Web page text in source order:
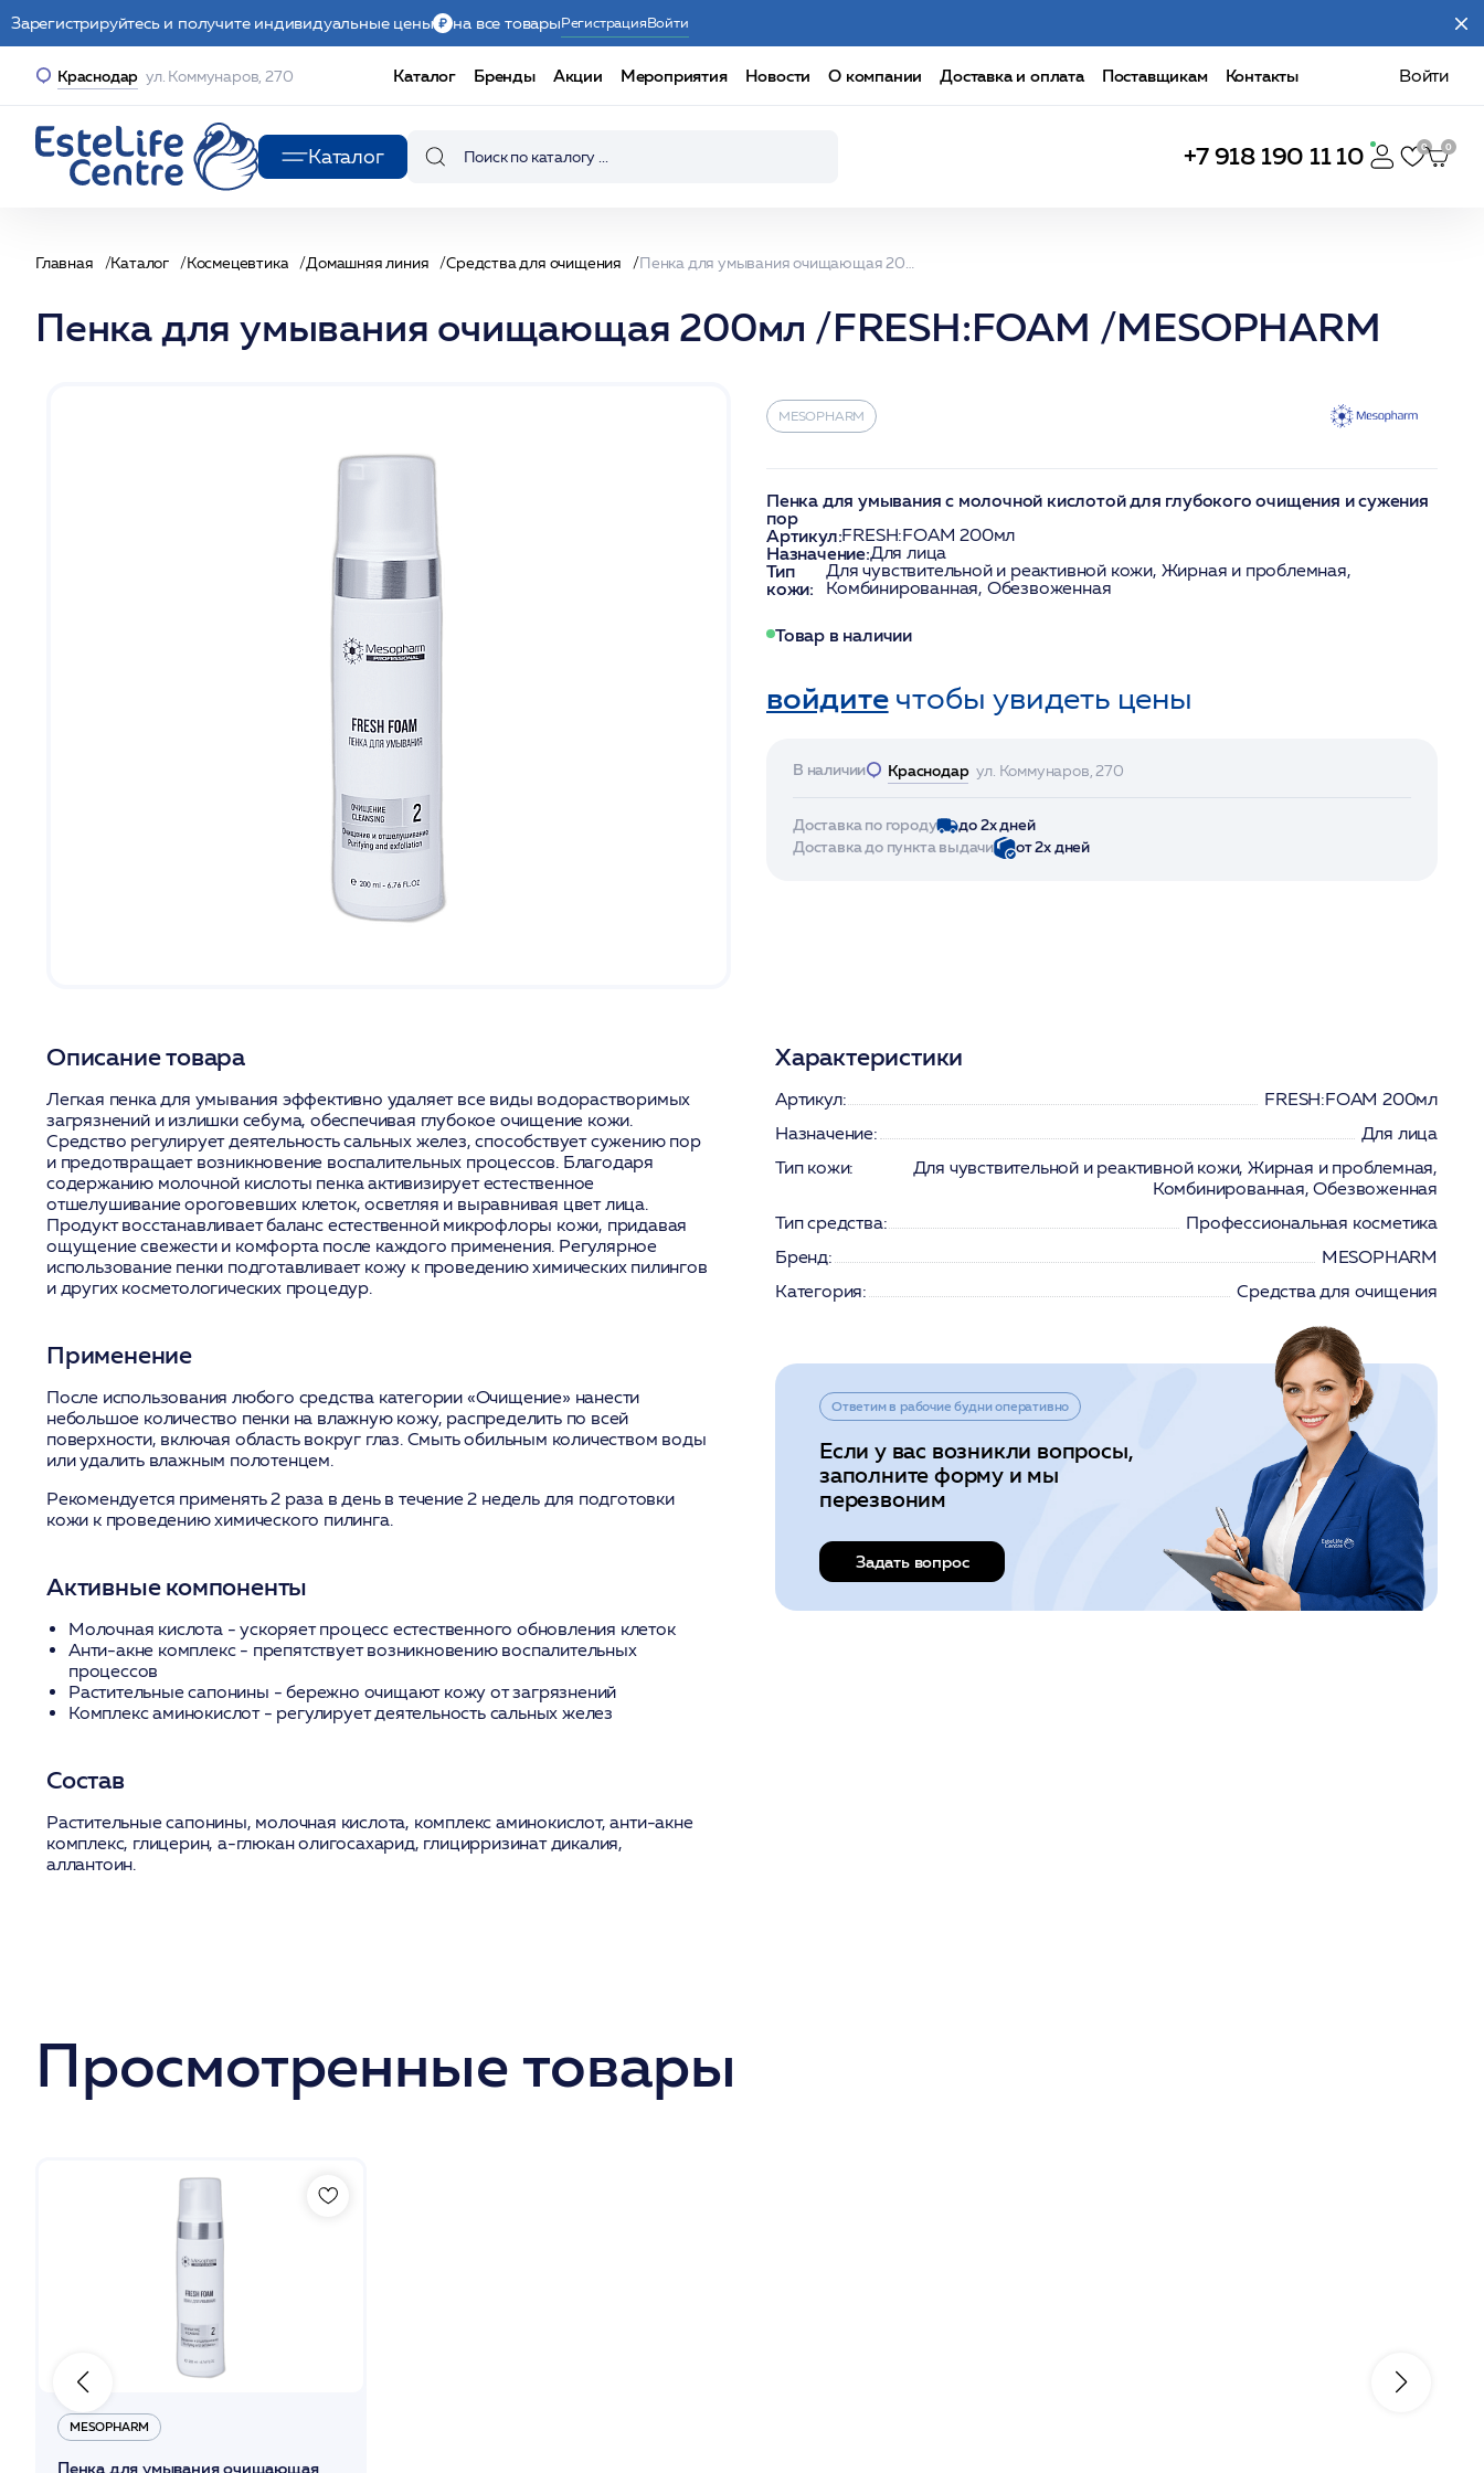
Зарегистрируйтесь и получите индивидуальные цены на все товарыРегистрацияВойти
Краснодар ул. Коммунаров, 270 Каталог Бренды Акции Мероприятия Новости О компании Доставка и оплата Поставщикам Контакты Войти
Каталог +7 918 190 11 10
Главная Каталог Космецевтика Домашняя линия Средства для очищения
Пенка для умывания очищающая 200мл /FRESH:FOAM /MESOPHARM
MESOPHARM
Пенка для умывания с молочной кислотой для глубокого очищения и сужения
пор
Артикул:FRESH:FOAM 200мл
Назначение:Для лица
Тип
кожи:
Для чувствительной и реактивной кожи, Жирная и проблемная,
Комбинированная, Обезвоженная
Товар в наличии
войдитечтобы увидеть цены
В наличии Краснодар ул. Коммунаров, 270
Доставка по городу
до 2х дней
Доставка до пункта выдачи
от 2х дней
Описание товара
Легкая пенка для умывания эффективно удаляет все виды водорастворимых
загрязнений и излишки себума, обеспечивая глубокое очищение кожи.
Средство регулирует деятельность сальных желез, способствует сужению пор
и предотвращает возникновение воспалительных процессов. Благодаря
содержанию молочной кислоты пенка активизирует естественное
отшелушивание ороговевших клеток, осветляя и выравнивая цвет лица.
Продукт восстанавливает баланс естественной микрофлоры кожи, придавая
ощущение свежести и комфорта после каждого применения. Регулярное
использование пенки подготавливает кожу к проведению химических пилингов
и других косметологических процедур.
Применение
После использования любого средства категории «Очищение» нанести
небольшое количество пенки на влажную кожу, распределить по всей
поверхности, включая область вокруг глаз. Смыть обильным количеством воды
или удалить влажным полотенцем.
Рекомендуется применять 2 раза в день в течение 2 недель для подготовки
кожи к проведению химического пилинга.
Активные компоненты
Молочная кислота- ускоряет процесс естественного обновления клеток
Анти-акне комплекс- препятствует возникновению воспалительных
процессов
Растительные сапонины - бережно очищают кожу от загрязнений
Комплекс аминокислот- регулирует деятельность сальных желез
Состав
Растительные сапонины, молочная кислота, комплекс аминокислот, анти-акне
комплекс, глицерин, а-глюкан олигосахарид, глицирризинат дикалия,
аллантоин.
Характеристики
Артикул:
FRESH:FOAM 200мл
Назначение:
Для лица
Тип кожи:
Для чувствительной и реактивной кожи, Жирная и проблемная,
Комбинированная, Обезвоженная
Тип средства:
Профессиональная косметика
Бренд:
MESOPHARM
Категория:
Средства для очищения
Ответим в рабочие будни оперативно
Если у вас возникли вопросы,
заполните форму и мы
перезвоним
Задать вопрос
Просмотренные товары
MESOPHARM
Пенка для умывания очищающая